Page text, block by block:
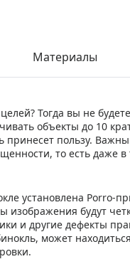
Материалы
Тогда вы не
объекты до 10
пользу.
то есть даже
установлена Porro-
будут
и другие дефекты
может